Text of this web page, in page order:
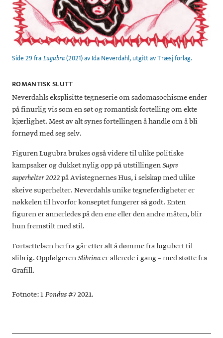
Side 29 fra Lugubra (2021) av Ida Neverdahl, utgitt av Træsj forlag.
ROMANTISK SLUTT
Neverdahls eksplisitte tegneserie om sadomasochisme ender
på finurlig vis som en søt og romantisk fortelling om ekte
kjærlighet. Mest av alt synes fortellingen å handle om å bli
fornøyd med seg selv.
Figuren Lugubra brukes også videre til ulike politiske
kampsaker og dukket nylig opp på utstillingenSupre
superhelter 2022på Avistegnernes Hus, i selskap med ulike
skeive superhelter. Neverdahls unike tegneferdigheter er
nøkkelen til hvorfor konseptet fungerer så godt. Enten
figuren er annerledes på den ene eller den andre måten, blir
hun fremstilt med stil.
Fortsettelsen herfra går etter alt å dømme fra lugubert til
slibrig. OppfølgerenSlibrinaer allerede i gang – med støtte fra
Grafill.
Fotnote: 1Pondus#7 2021.